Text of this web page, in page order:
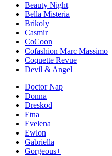
Beauty Night
Bella Misteria
Brikoly
Casmir
CoCoon
Cofashion Marc Massimo
Coquette Revue
Devil & Angel
Doctor Nap
Donna
Dreskod
Etna
Evelena
Ewlon
Gabriella
Gorgeous+